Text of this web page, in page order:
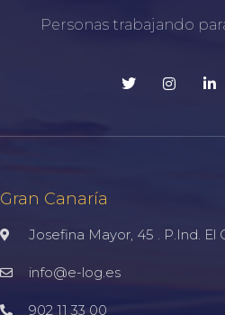
Personas trabajando
Gran Canaría
Josefina Mayor, 45 . P.Ind. El
info@e-log.es
902 11 33 00